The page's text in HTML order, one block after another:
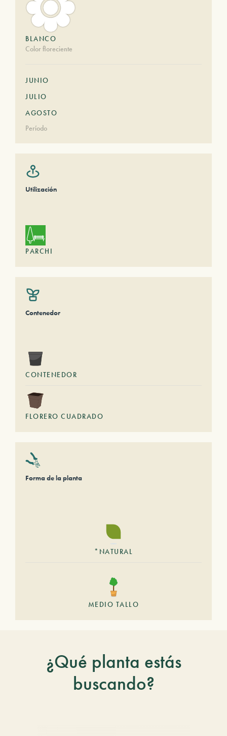
BLANCO
Color floreciente
JUNIO
JULIO
AGOSTO
Período
Utilización
PARCHI
Contenedor
CONTENEDOR
FLORERO CUADRADO
Forma de la planta
*NATURAL
MEDIO TALLO
¿Qué planta estás
buscando?